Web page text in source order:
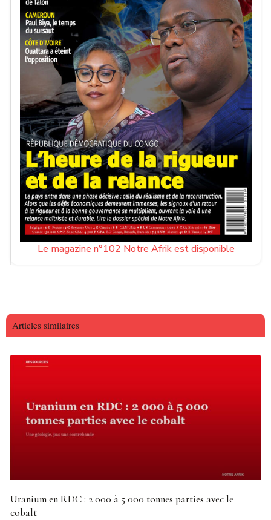
Le magazine n°102 Notre Afrik est disponible
Articles similaires
Uranium en RDC : 2 000 à 5 000 tonnes parties avec le
cobalt